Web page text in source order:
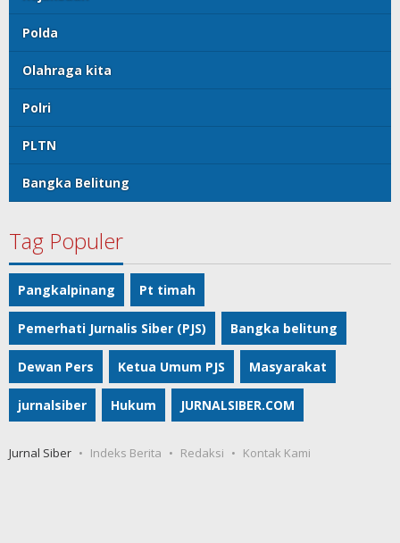
Polda
Olahraga kita
Polri
PLTN
Bangka Belitung
Tag Populer
Pangkalpinang Pt timah
Pemerhati Jurnalis Siber (PJS) Bangka belitung
Dewan Pers Ketua Umum PJS Masyarakat
jurnalsiber Hukum JURNALSIBER.COM
Jurnal Siber Indeks Berita Redaksi Kontak Kami